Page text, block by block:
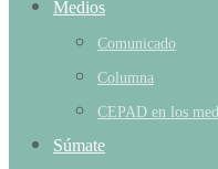
Medios
Comunicado
Columna
CEPAD en los
Súmate